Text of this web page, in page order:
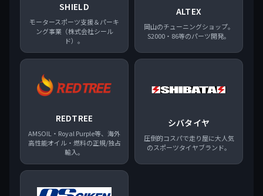
SHIELD
モータースポーツ支援＆パーキ
ング事業（株式会社シール
ド）。
ALTEX
岡山のチューニングショップ。
S2000・86等のパーツ開発。
REDTREE
AMSOIL・Royal Purple等、海外
高性能オイル・燃料の正規/独占
輸入。
シバタイヤ
圧倒的コスパで走り屋に大人気
のスポーツタイヤブランド。